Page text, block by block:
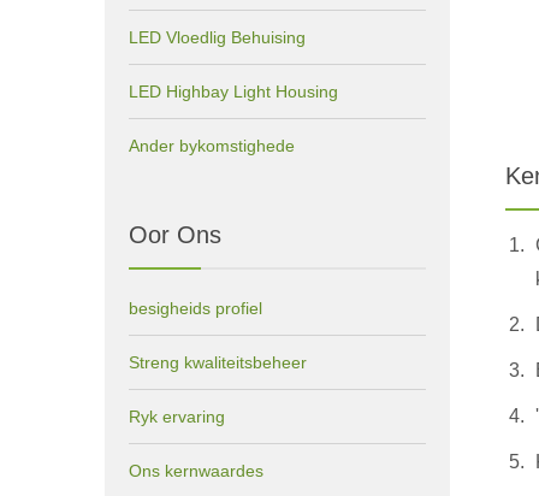
LED Vloedlig Behuising
LED Highbay Light Housing
Ander bykomstighede
Oor Ons
besigheids profiel
Streng kwaliteitsbeheer
Ryk ervaring
Ons kernwaardes